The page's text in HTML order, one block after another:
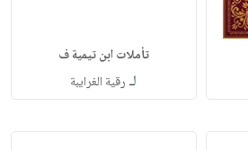
تأملات ابن تيمية ف
لـ رقية الغرايبة